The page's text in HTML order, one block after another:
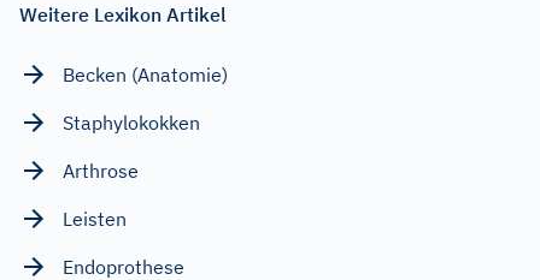
Weitere Lexikon Artikel
Becken (Anatomie)
Staphylokokken
Arthrose
Leisten
Endoprothese